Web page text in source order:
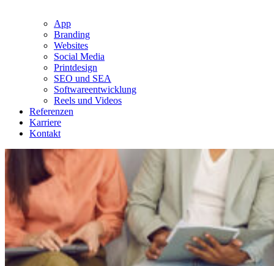
App
Branding
Websites
Social Media
Printdesign
SEO und SEA
Softwareentwicklung
Reels und Videos
Referenzen
Karriere
Kontakt